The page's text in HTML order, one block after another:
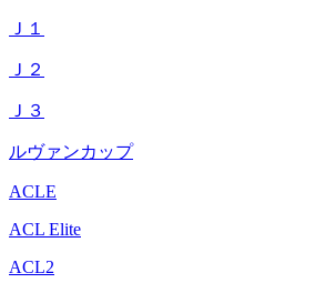
Ｊ１
Ｊ２
Ｊ３
ルヴァンカップ
ACLE
ACL Elite
ACL2